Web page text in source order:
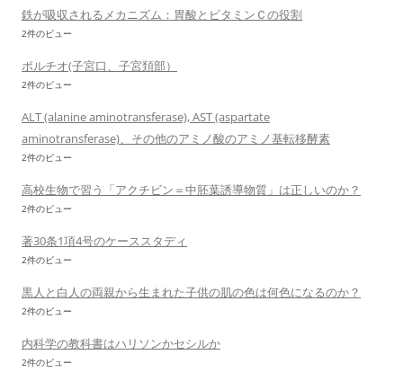
鉄が吸収されるメカニズム：胃酸とビタミンＣの役割
2件のビュー
ポルチオ(子宮口、子宮頚部）
2件のビュー
ALT (alanine aminotransferase), AST (aspartate
aminotransferase)、その他のアミノ酸のアミノ基転移酵素
2件のビュー
高校生物で習う「アクチビン＝中胚葉誘導物質」は正しいのか？
2件のビュー
著30条1項4号のケーススタディ
2件のビュー
黒人と白人の両親から生まれた子供の肌の色は何色になるのか？
2件のビュー
内科学の教科書はハリソンかセシルか
2件のビュー